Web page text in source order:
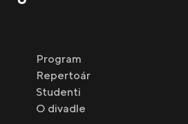
Program
Repertoár
Studenti
O divadle